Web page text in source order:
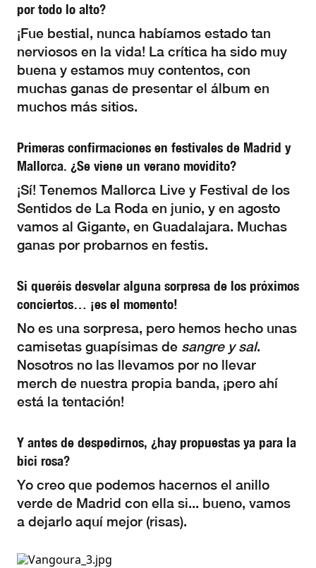
por todo lo alto?
¡Fue bestial, nunca habíamos estado tan
nerviosos en la vida! La crítica ha sido muy
buena y estamos muy contentos, con
muchas ganas de presentar el álbum en
muchos más sitios.
Primeras confirmaciones en festivales de Madrid y
Mallorca. ¿Se viene un verano movidito?
¡Sí! Tenemos Mallorca Live y Festival de los
Sentidos de La Roda en junio, y en agosto
vamos al Gigante, en Guadalajara. Muchas
ganas por probarnos en festis.
Si queréis desvelar alguna sorpresa de los próximos
conciertos… ¡es el momento!
No es una sorpresa, pero hemos hecho unas
camisetas guapísimas de sangre y sal.
Nosotros no las llevamos por no llevar
merch de nuestra propia banda, ¡pero ahí
está la tentación!
Y antes de despedirnos, ¿hay propuestas ya para la
bici rosa?
Yo creo que podemos hacernos el anillo
verde de Madrid con ella si... bueno, vamos
a dejarlo aquí mejor (risas).